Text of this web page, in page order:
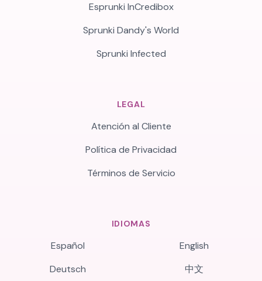
Esprunki InCredibox
Sprunki Dandy's World
Sprunki Infected
LEGAL
Atención al Cliente
Política de Privacidad
Términos de Servicio
IDIOMAS
Español
English
Deutsch
中文